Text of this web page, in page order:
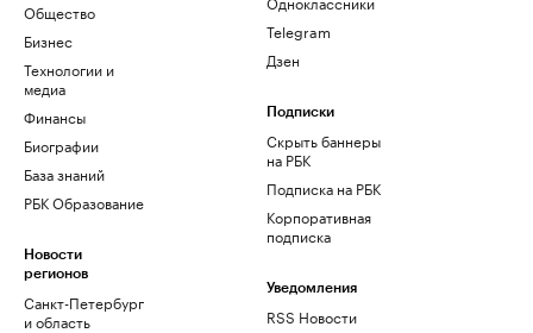
Общество
Бизнес
Технологии и
медиа
Финансы
Биографии
База знаний
РБК Образование
Новости
регионов
Санкт-Петербург
и область
Telegram
Дзен
Подписки
Скрыть баннеры
на РБК
Подписка на РБК
Корпоративная
подписка
Уведомления
RSS Новости